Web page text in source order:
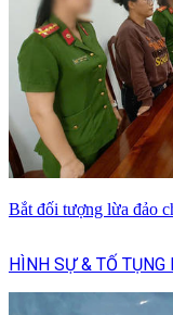
Bắt đối tượng lừa đảo
HÌNH SỰ & TỐ TỤNG